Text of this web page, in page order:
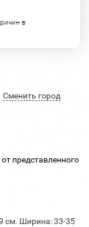
в
Cменить город
представленного
см. Ширина: 33-35